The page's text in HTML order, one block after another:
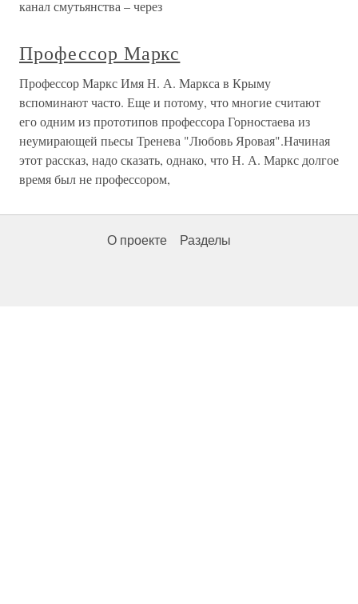
канал смутьянства – через
Профессор Маркс
Профессор Маркс Имя Н. А. Маркса в Крыму
вспоминают часто. Еще и потому, что многие считают
его одним из прототипов профессора Горностаева из
неумирающей пьесы Тренева "Любовь Яровая".Начиная
этот рассказ, надо сказать, однако, что Н. А. Маркс долгое
время был не профессором,
О проекте Разделы